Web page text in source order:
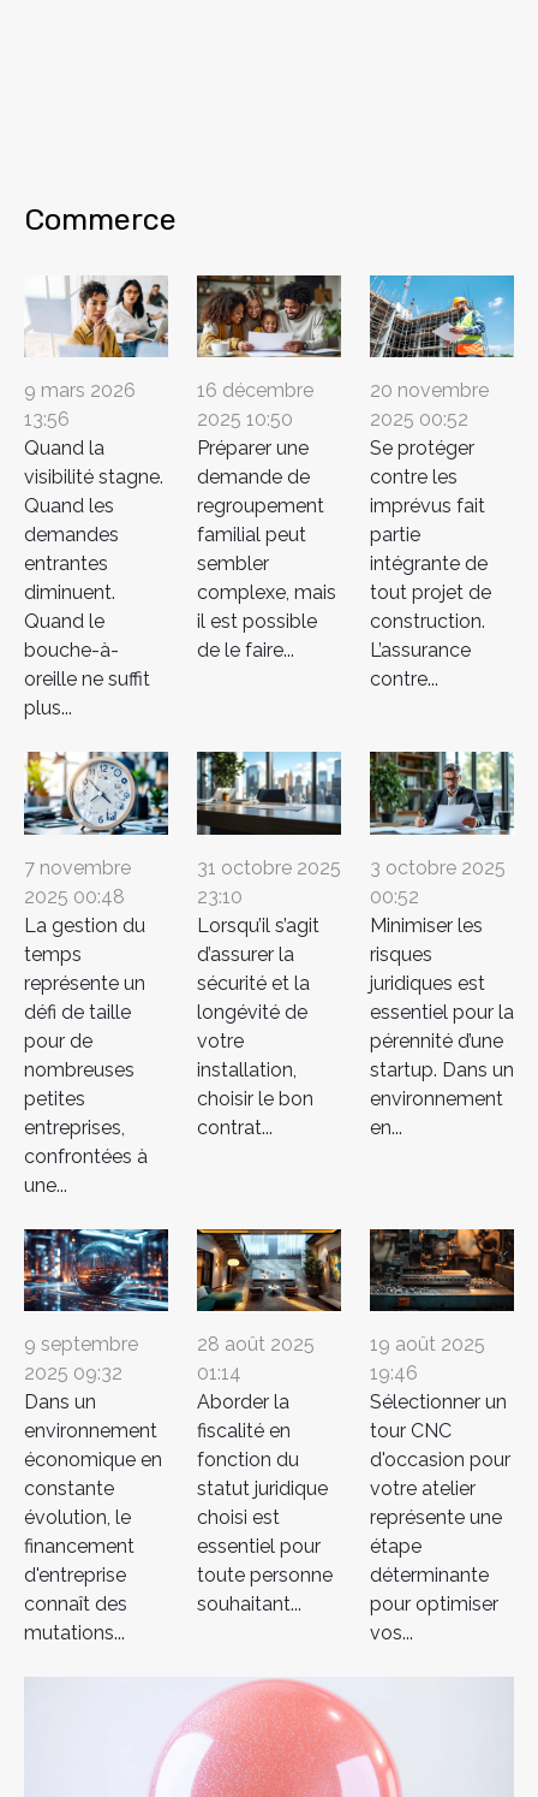
Commerce
9 mars 2026
13:56
Quand la
visibilité stagne.
Quand les
demandes
entrantes
diminuent.
Quand le
bouche-à-
oreille ne suffit
plus...
16 décembre
2025 10:50
Préparer une
demande de
regroupement
familial peut
sembler
complexe, mais
il est possible
de le faire...
20 novembre
2025 00:52
Se protéger
contre les
imprévus fait
partie
intégrante de
tout projet de
construction.
L’assurance
contre...
7 novembre
2025 00:48
La gestion du
temps
représente un
défi de taille
pour de
nombreuses
petites
entreprises,
confrontées à
une...
31 octobre 2025
23:10
Lorsqu’il s’agit
d’assurer la
sécurité et la
longévité de
votre
installation,
choisir le bon
contrat...
3 octobre 2025
00:52
Minimiser les
risques
juridiques est
essentiel pour la
pérennité d’une
startup. Dans un
environnement
en...
9 septembre
2025 09:32
Dans un
environnement
économique en
constante
évolution, le
financement
d'entreprise
connaît des
mutations...
28 août 2025
01:14
Aborder la
fiscalité en
fonction du
statut juridique
choisi est
essentiel pour
toute personne
souhaitant...
19 août 2025
19:46
Sélectionner un
tour CNC
d'occasion pour
votre atelier
représente une
étape
déterminante
pour optimiser
vos...